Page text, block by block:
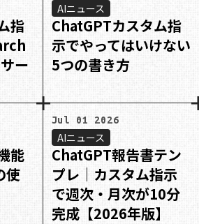
指
ー
AIニュース
ChatGPTカスタム指
示でやってはいけない
5つの書き方
能
使
Jul 01 2026
AIニュース
ChatGPT報告書テン
プレ｜カスタム指示
で週次・月次が10分
完成【2026年版】